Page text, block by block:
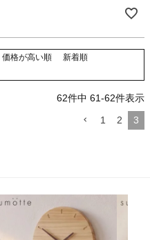
価格が高い順
新着順
62件中 61-62件表示
1
2 3